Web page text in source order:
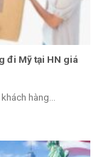
đi Mỹ tại HN giá
hàng...